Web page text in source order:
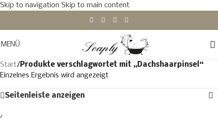
Skip to navigation Skip to main content
MENÜ
Start/Produkte verschlagwortet mit „Dachshaarpinsel“
Einzelnes Ergebnis wird angezeigt
Seitenleiste anzeigen